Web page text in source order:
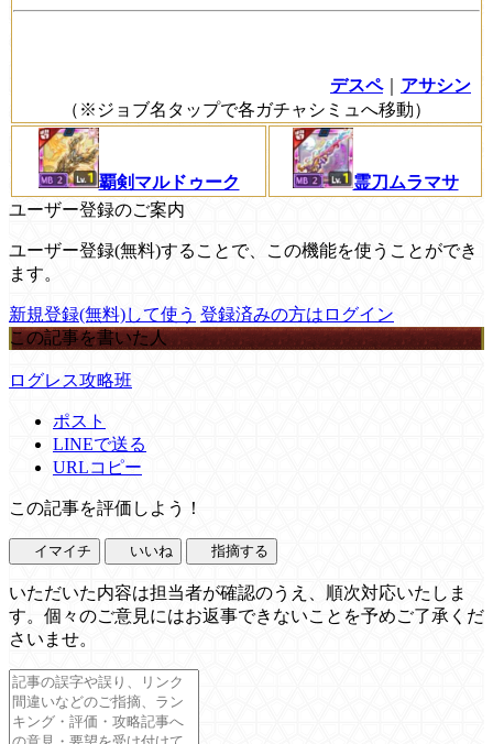
デスペ｜ アサシン
（※ジョブ名タップで各ガチャシミュへ移動）
覇剣マルドゥーク
霊刀ムラマサ
ユーザー登録のご案内
ユーザー登録(無料)することで、この機能を使うことができ
ます。
新規登録(無料)して使う 登録済みの方はログイン
この記事を書いた人
ログレス攻略班
ポスト
LINEで送る
URLコピー
この記事を評価しよう！
イマイチ いいね 指摘する
いただいた内容は担当者が確認のうえ、順次対応いたしま
す。個々のご意見にはお返事できないことを予めご了承くだ
さいませ。